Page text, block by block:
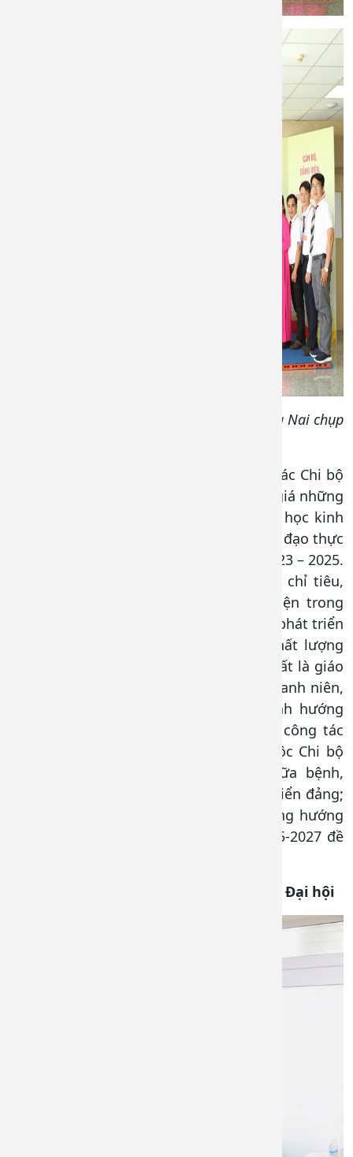
Lãnh đạo Đảng ủy, Bệnh viện Đa khoa Đồng Nai chụp
Với tinh thần trách nhiệm cao, Đại hội các Chi bộ
đã tập trung thảo luận, phân tích đánh giá những
ưu điểm, hạn chế, nguyên nhân và bài học kinh
nghiệm được rút ra trong quá trình lãnh đạo thực
hiện Nghị quyết của Chi bộ nhiệm kỳ 2023 – 2025.
Đồng thời, Đại hội cũng thảo luận các chỉ tiêu,
nhiệm vụ trọng tâm triển khai thực hiện trong
nhiệm kỳ 2025-2027 như các chỉ tiêu về phát triển
đảng, các giải pháp nhằm nâng cao chất lượng
công tác giáo dục chính trị tư tưởng nhất là giáo
dục, bồi dưỡng đội cán bộ đoàn viên thanh niên,
nhân viên y tế trẻ; đề xuất cấp ủy định hướng
thêm một số chủ trương, giải pháp về công tác
chuyên môn đối với các khoa trực thuộc Chi bộ
nhằm nâng cao chất lượng khám chữa bệnh,
quan tâm hơn nữa đến công tác phát triển đảng;
đại hội thống nhất cao mục tiêu phương hướng
nhiệm vụ và các chỉ tiêu nhiệm kỳ 2025-2027 đề
Một số hình ảnh đại biểu thảo luận tại Đại hội